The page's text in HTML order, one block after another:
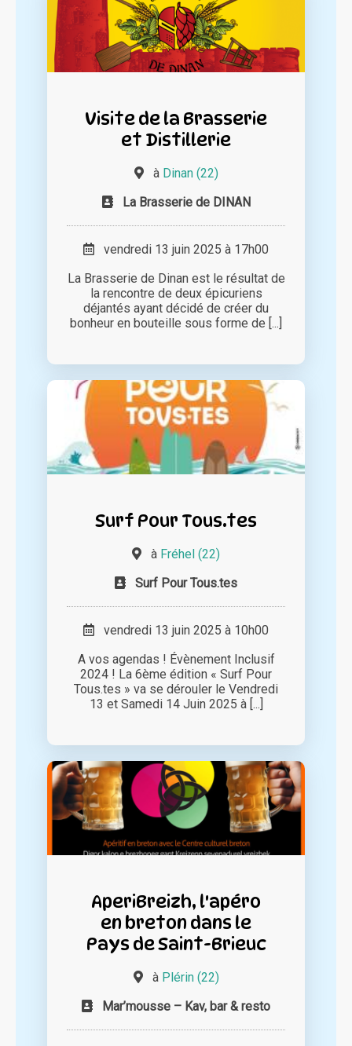
Visite de la Brasserie
et Distillerie
à Dinan (22)
La Brasserie de DINAN
vendredi 13 juin 2025 à 17h00
La Brasserie de Dinan est le résultat de
la rencontre de deux épicuriens
déjantés ayant décidé de créer du
bonheur en bouteille sous forme de [...]
Surf Pour Tous.tes
à Fréhel (22)
Surf Pour Tous.tes
vendredi 13 juin 2025 à 10h00
A vos agendas ! Évènement Inclusif
2024 ! La 6ème édition « Surf Pour
Tous.tes » va se dérouler le Vendredi
13 et Samedi 14 Juin 2025 à [...]
AperiBreizh, l'apéro
en breton dans le
Pays de Saint-Brieuc
à Plérin (22)
Mar’mousse – Kav, bar & resto